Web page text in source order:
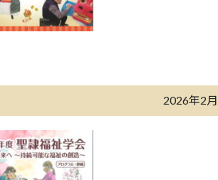
2026年2